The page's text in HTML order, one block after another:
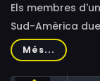
Els membres
Sud-Amèrica
president dels
que realitza a
Més...